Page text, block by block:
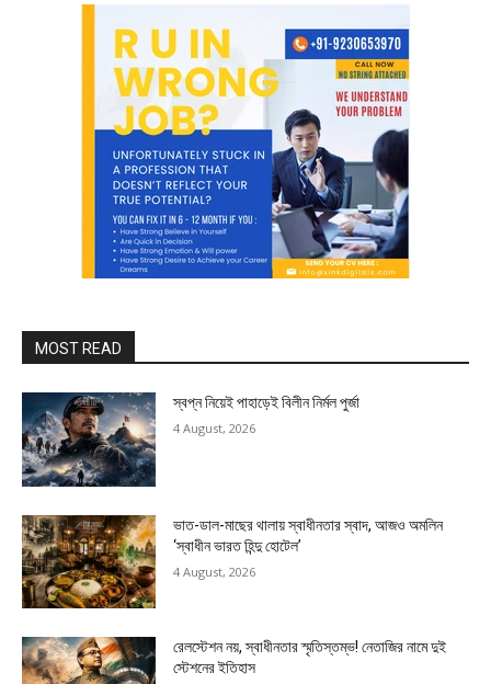
MOST READ
স্বপ্ন নিয়েই পাহাড়েই বিলীন নির্মল পুর্জা
4 August, 2026
ভাত-ডাল-মাছের থালায় স্বাধীনতার স্বাদ, আজও অমলিন
‘স্বাধীন ভারত হিন্দু হোটেল’
4 August, 2026
রেলস্টেশন নয়, স্বাধীনতার স্মৃতিস্তম্ভ! নেতাজির নামে দুই
স্টেশনের ইতিহাস